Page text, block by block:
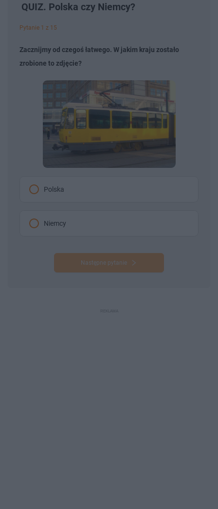
QUIZ. Polska czy Niemcy?
Pytanie 1 z 15
Zacznijmy od czegoś łatwego. W jakim kraju zostało
zrobione to zdjęcie?
Polska
Niemcy
Następne pytanie